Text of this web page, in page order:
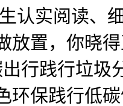
认实阅读、
放置，你晓
行践行垃圾
环保践行低